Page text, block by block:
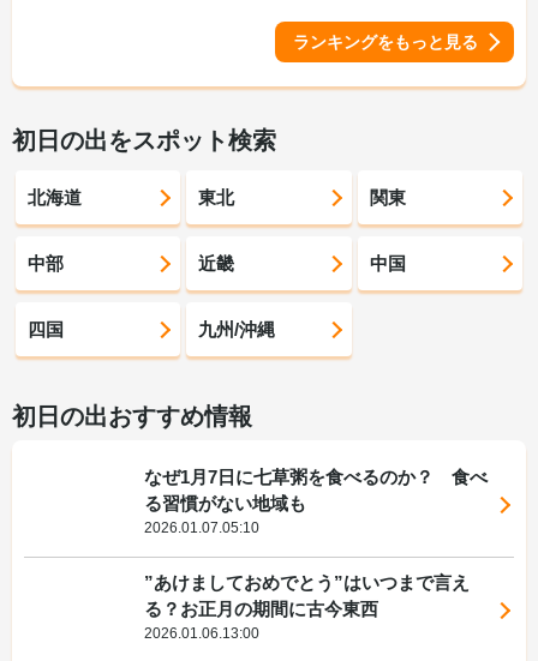
ランキングをもっと見る
初日の出をスポット検索
北海道 東北 関東
中部 近畿 中国
四国 九州/沖縄
初日の出おすすめ情報
なぜ1月7日に七草粥を食べるのか？ 食べ
る習慣がない地域も
2026.01.07.05:10
”あけましておめでとう”はいつまで言え
る？お正月の期間に古今東西
2026.01.06.13:00